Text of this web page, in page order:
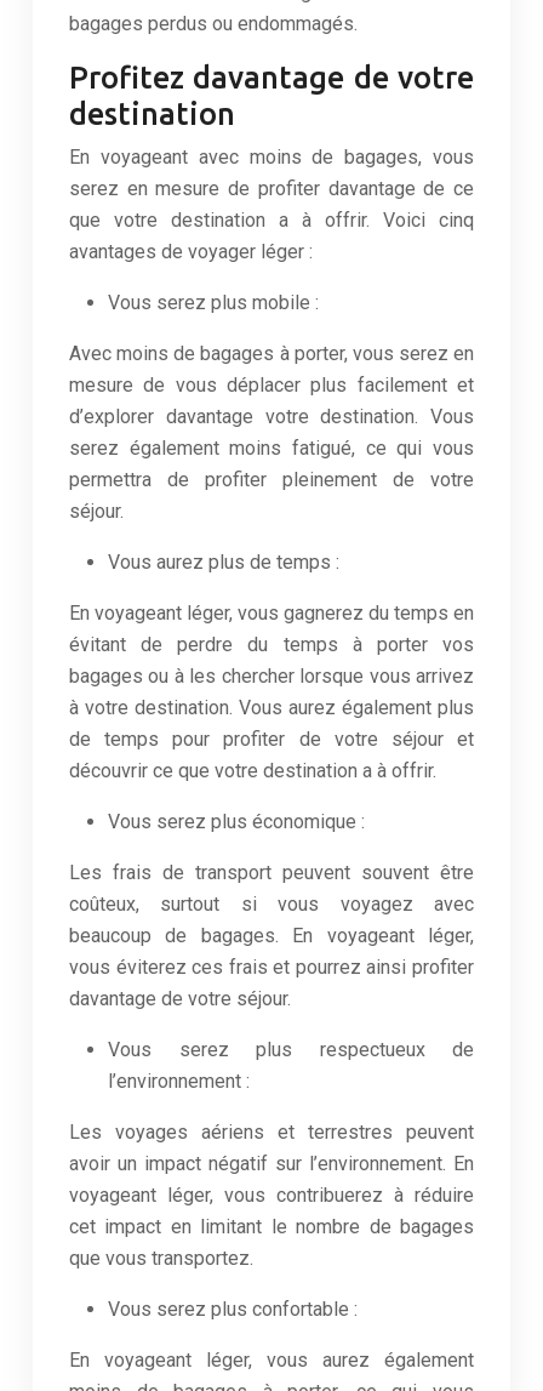
bagages perdus ou endommagés.
Profitez davantage de votre
destination
En voyageant avec moins de bagages, vous
serez en mesure de profiter davantage de ce
que votre destination a à offrir. Voici cinq
avantages de voyager léger :
Vous serez plus mobile :
Avec moins de bagages à porter, vous serez en
mesure de vous déplacer plus facilement et
d’explorer davantage votre destination. Vous
serez également moins fatigué, ce qui vous
permettra de profiter pleinement de votre
séjour.
Vous aurez plus de temps :
En voyageant léger, vous gagnerez du temps en
évitant de perdre du temps à porter vos
bagages ou à les chercher lorsque vous arrivez
à votre destination. Vous aurez également plus
de temps pour profiter de votre séjour et
découvrir ce que votre destination a à offrir.
Vous serez plus économique :
Les frais de transport peuvent souvent être
coûteux, surtout si vous voyagez avec
beaucoup de bagages. En voyageant léger,
vous éviterez ces frais et pourrez ainsi profiter
davantage de votre séjour.
Vous serez plus respectueux de
l’environnement :
Les voyages aériens et terrestres peuvent
avoir un impact négatif sur l’environnement. En
voyageant léger, vous contribuerez à réduire
cet impact en limitant le nombre de bagages
que vous transportez.
Vous serez plus confortable :
En voyageant léger, vous aurez également